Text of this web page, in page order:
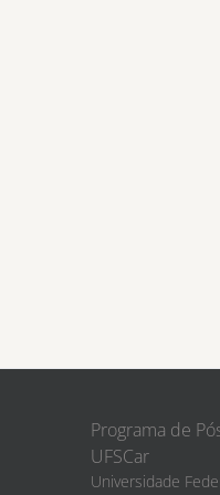
Programa de
UFSCar
Universidade